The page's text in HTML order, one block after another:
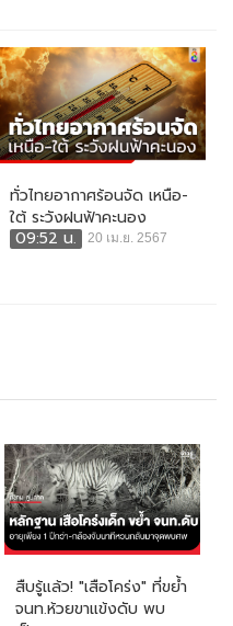
ทั่วไทยอากาศร้อนจัด เหนือ-
ใต้ ระวังฝนฟ้าคะนอง
09:52 น.
20 เม.ย. 2567
สืบรู้แล้ว! "เสือโคร่ง" ที่ขย้ำ
จนท.ห้วยขาแข้งดับ พบ